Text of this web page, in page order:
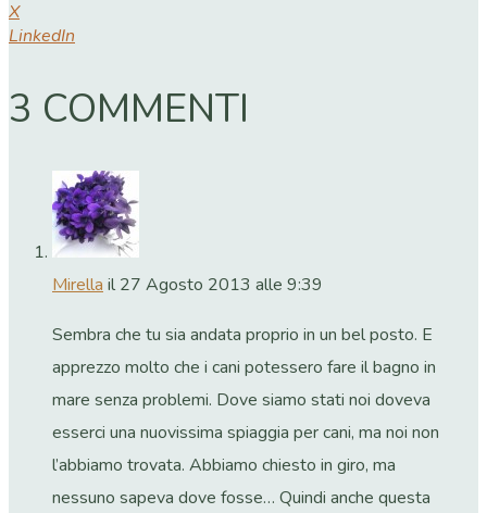
X
LinkedIn
3 COMMENTI
Mirellail 27 Agosto 2013 alle 9:39
Sembra che tu sia andata proprio in un bel posto. E
apprezzo molto che i cani potessero fare il bagno in
mare senza problemi. Dove siamo stati noi doveva
esserci una nuovissima spiaggia per cani, ma noi non
l’abbiamo trovata. Abbiamo chiesto in giro, ma
nessuno sapeva dove fosse… Quindi anche questa